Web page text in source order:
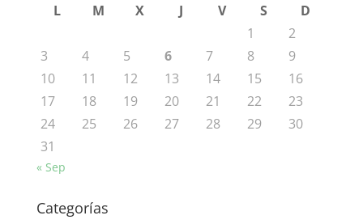
L M X J V S
D
1
2
3
4 5 6 7 8
9
10
11 12 13 14 15
16
17
18 19 20 21 22
23
24
25 26 27 28 29
30
31
« Sep
Categorías